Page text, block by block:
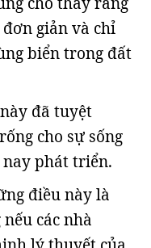
giản và chỉ
biển trong đất
đã tuyệt
cho sự sống
nay phát triển.
điều này là
các nhà